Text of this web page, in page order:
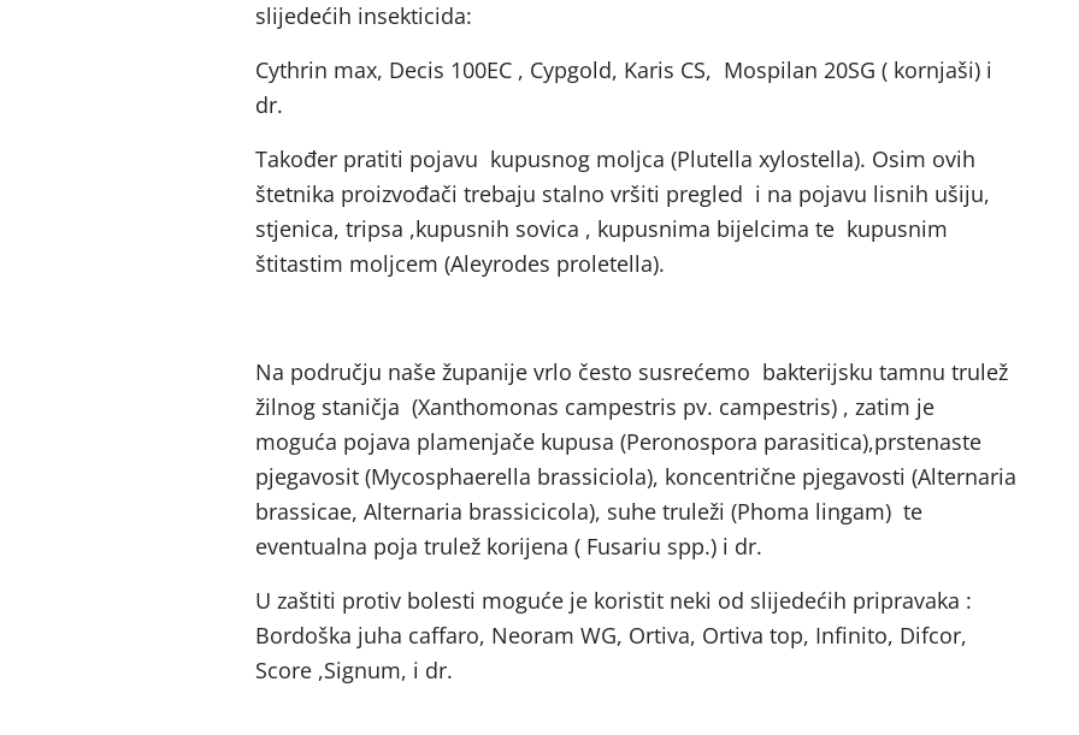
slijedećih insekticida:
Cythrin max, Decis 100EC , Cypgold, Karis CS, Mospilan 20SG ( kornjaši) i
dr.
Također pratiti pojavu kupusnog moljca (Plutella xylostella). Osim ovih
štetnika proizvođači trebaju stalno vršiti pregled i na pojavu lisnih ušiju,
stjenica, tripsa ,kupusnih sovica , kupusnima bijelcima te kupusnim
štitastim moljcem (Aleyrodes proletella).
Na području naše županije vrlo često susrećemo bakterijsku tamnu trulež
žilnog staničja (Xanthomonas campestris pv. campestris) , zatim je
moguća pojava plamenjače kupusa (Peronospora parasitica),prstenaste
pjegavosit (Mycosphaerella brassiciola), koncentrične pjegavosti (Alternaria
brassicae, Alternaria brassicicola), suhe truleži (Phoma lingam) te
eventualna poja trulež korijena ( Fusariu spp.) i dr.
U zaštiti protiv bolesti moguće je koristit neki od slijedećih pripravaka :
Bordoška juha caffaro, Neoram WG, Ortiva, Ortiva top, Infinito, Difcor,
Score ,Signum, i dr.